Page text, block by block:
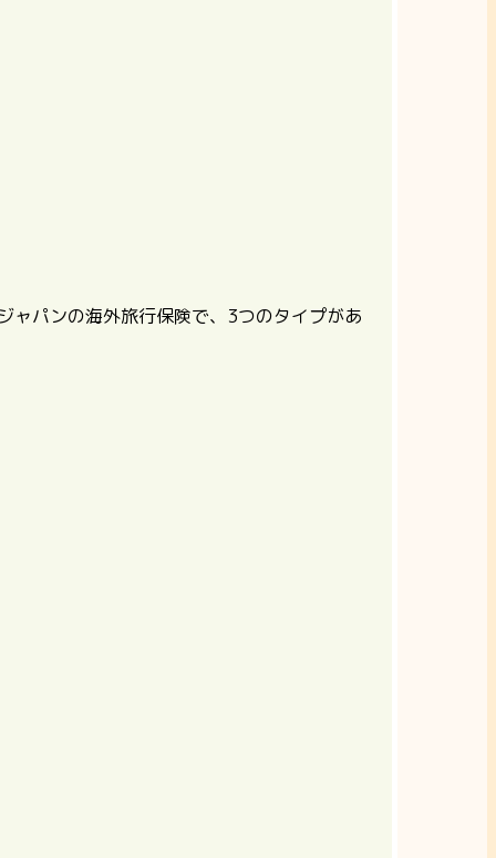
ャパンの海外旅行保険で、3つのタイプがあ